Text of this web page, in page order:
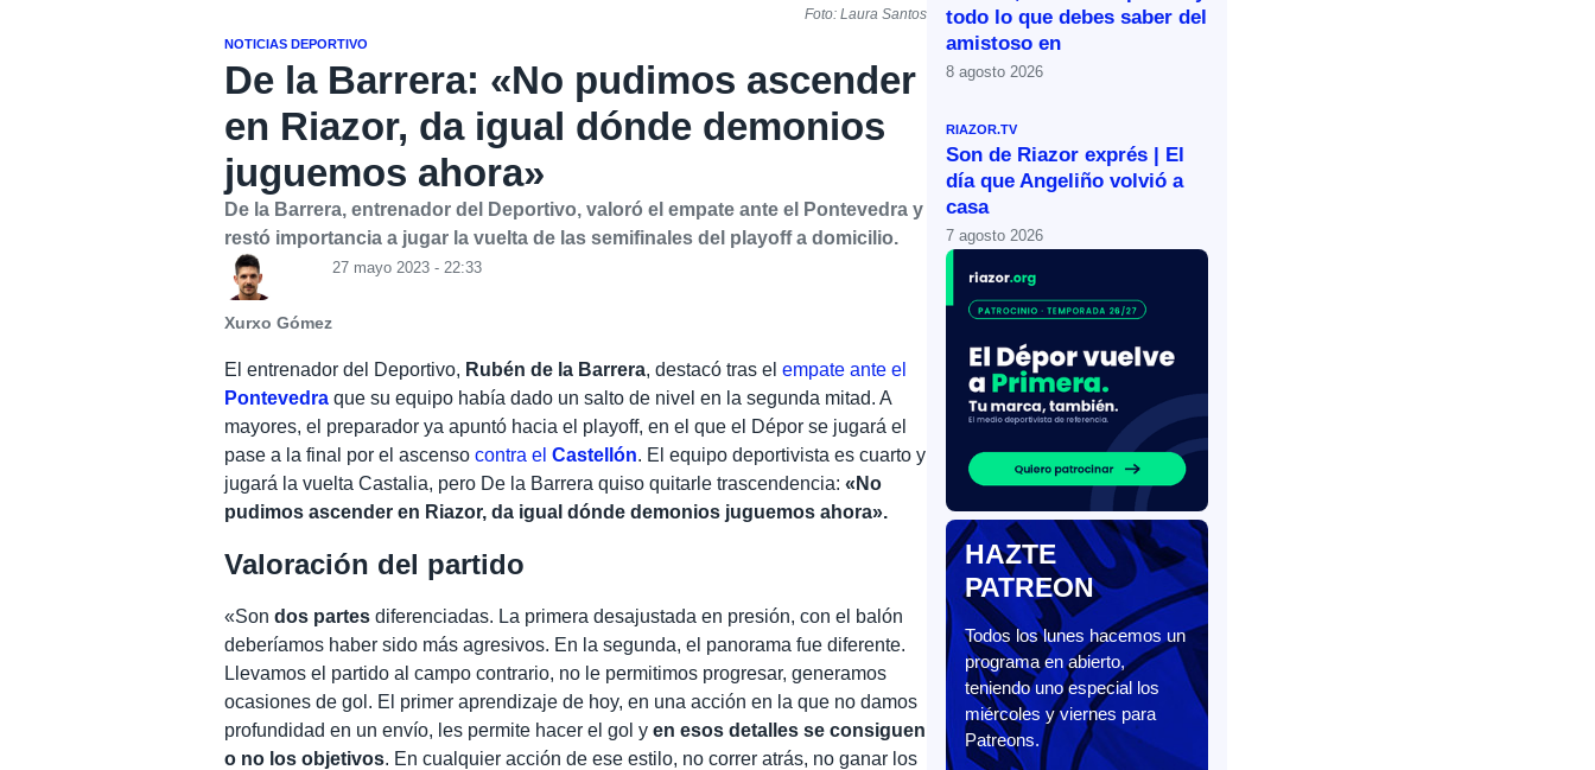
Foto: Laura Santos
NOTICIAS DEPORTIVO
De la Barrera: «No pudimos ascender
en Riazor, da igual dónde demonios
juguemos ahora»
De la Barrera, entrenador del Deportivo, valoró el empate ante el Pontevedra y
restó importancia a jugar la vuelta de las semifinales del playoff a domicilio.
Xurxo Gómez
27 mayo 2023 - 22:33
El entrenador del Deportivo, Rubén de la Barrera, destacó tras elempate ante el
Pontevedra que su equipo había dado un salto de nivel en la segunda mitad. A
mayores, el preparador ya apuntó hacia el playoff, en el que el Dépor se jugará el
pase a la final por el ascensocontra elCastellón. El equipo deportivista es cuarto y
jugará la vuelta Castalia, pero De la Barrera quiso quitarle trascendencia:«No
pudimos ascender en Riazor, da igual dónde demonios juguemos ahora».
Valoración del partido
«Sondos partes diferenciadas. La primera desajustada en presión, con el balón
deberíamos haber sido más agresivos. En la segunda, el panorama fue diferente.
Llevamos el partido al campo contrario, no le permitimos progresar, generamos
ocasiones de gol. El primer aprendizaje de hoy, en una acción en la que no damos
profundidad en un envío, les permite hacer el gol yen esos detalles se consiguen
o no los objetivos. En cualquier acción de ese estilo, no correr atrás, no ganar los
todo lo que debes saber del
amistoso en
8 agosto 2026
RIAZOR.TV
Son de Riazor exprés | El
día que Angeliño volvió a
casa
7 agosto 2026
HAZTE
PATREON
Todos los lunes hacemos un
programa en abierto,
teniendo uno especial los
miércoles y viernes para
Patreons.